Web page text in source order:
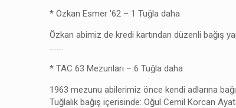
* Özkan Esmer '62 – 1 Tuğla daha
Özkan abimiz de kredi kartından düzenli bağış
……..
* TAC 63 Mezunları – 6 Tuğla daha
1963 mezunu abilerimiz önce kendi adlarına
Tuğlalık bağış içerisinde: Oğul Cemil Korcan